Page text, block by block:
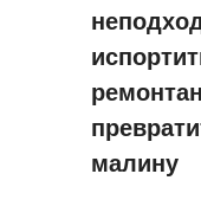
малину